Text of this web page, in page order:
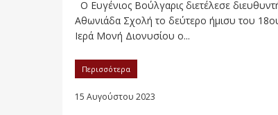
Ο Ευγένιος Βούλγαρις διετέλεσε
Αθωνιάδα Σχολή το δεύτερο ήμισυ του
Ιερά Μονή Διονυσίου ο...
Περισσότερα
15 Αυγούστου 2023